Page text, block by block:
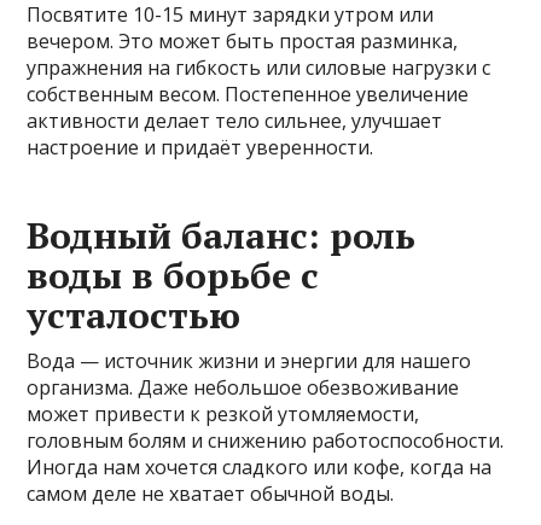
Посвятите 10-15 минут зарядки утром или
вечером. Это может быть простая разминка,
упражнения на гибкость или силовые нагрузки с
собственным весом. Постепенное увеличение
активности делает тело сильнее, улучшает
настроение и придаёт уверенности.
Водный баланс: роль
воды в борьбе с
усталостью
Вода — источник жизни и энергии для нашего
организма. Даже небольшое обезвоживание
может привести к резкой утомляемости,
головным болям и снижению работоспособности.
Иногда нам хочется сладкого или кофе, когда на
самом деле не хватает обычной воды.